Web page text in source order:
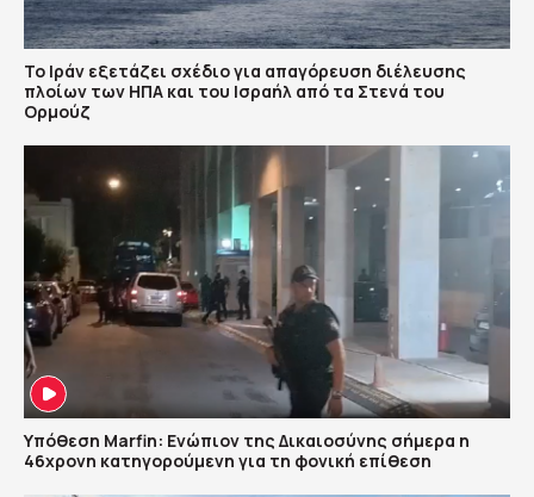
Το Ιράν εξετάζει σχέδιο για απαγόρευση διέλευσης
πλοίων των ΗΠΑ και του Ισραήλ από τα Στενά του
Ορμούζ
Υπόθεση Marfin: Ενώπιον της Δικαιοσύνης σήμερα η
46χρονη κατηγορούμενη για τη φονική επίθεση